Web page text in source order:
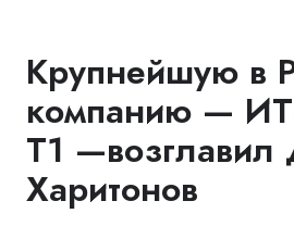
Крупнейшую в
компанию —
Т1 —возглавил
Харитонов